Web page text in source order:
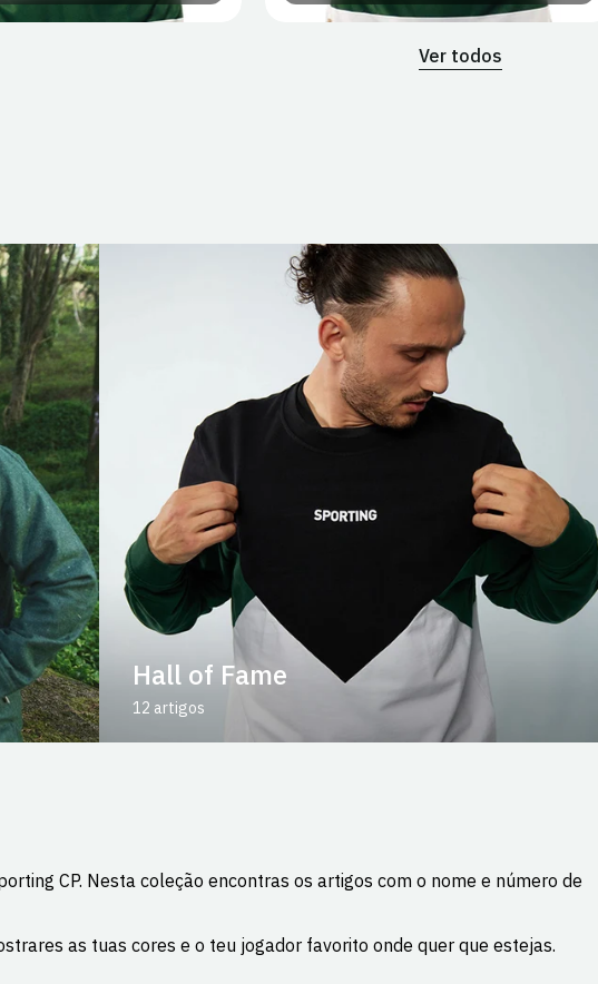
Ver todos
Hall of Fame
12 artigos
CP. Nesta coleção encontras os artigos com o nome e número de
as tuas cores e o teu jogador favorito onde quer que estejas.